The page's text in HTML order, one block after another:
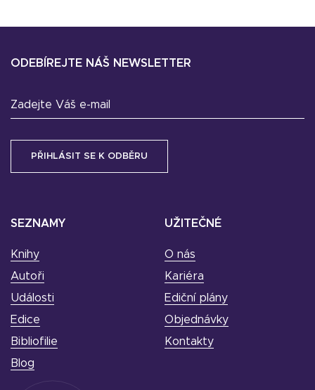
SEZNAMY
Knihy
Autoři
Události
Edice
Bibliofilie
Blog
UŽITEČNÉ
O nás
Kariéra
Ediční plány
Objednávky
Kontakty
ODEBÍREJTE NÁŠ NEWSLETTER
Zadejte Váš e-mail